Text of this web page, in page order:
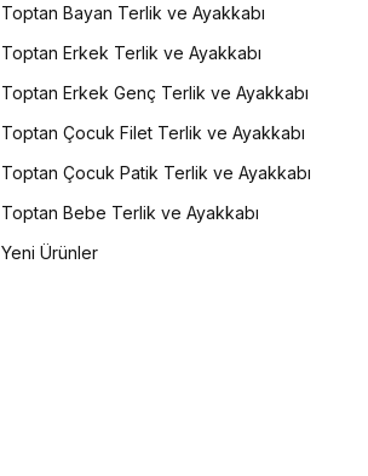
Toptan Bayan Terlik ve Ayakkabı
Toptan Erkek Terlik ve Ayakkabı
Toptan Erkek Genç Terlik ve Ayakkabı
Toptan Çocuk Filet Terlik ve Ayakkabı
Toptan Çocuk Patik Terlik ve Ayakkabı
Toptan Bebe Terlik ve Ayakkabı
Yeni Ürünler